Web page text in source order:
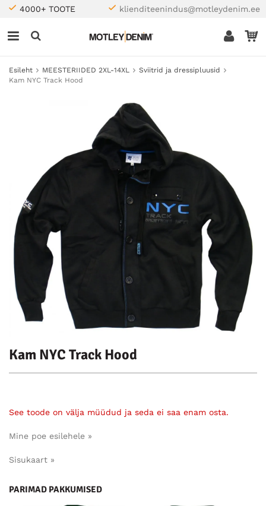
4000+ TOOTE klienditeenindus@motleydenim.ee
Esileht MEESTERIIDED 2XL-14XL
Sviitrid ja dressipluusid
Kam NYC Track Hood
Kam NYC Track Hood
See toode on välja müüdud ja seda ei saa enam osta.
Mine poe esilehele »
Sisukaart »
PARIMAD PAKKUMISED